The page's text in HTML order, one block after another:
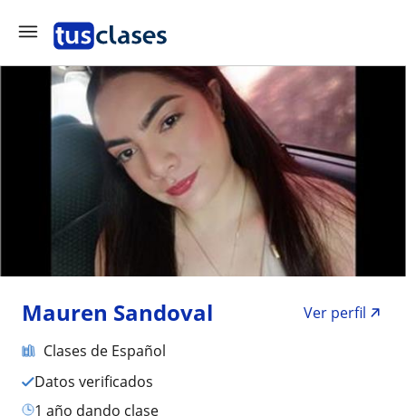
Mauren Sandoval
Ver perfil
Clases de Español
Datos verificados
1 año dando clase